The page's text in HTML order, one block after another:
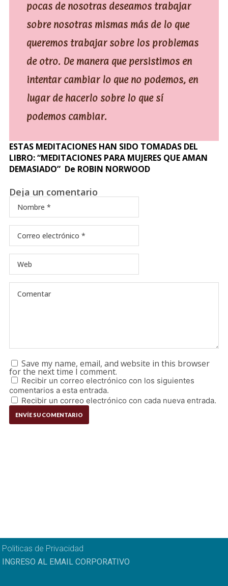
pocas de nosotras deseamos trabajar
sobre nosotras mismas más de lo que
queremos trabajar sobre los problemas
de otro. De manera que persistimos en
intentar cambiar lo que no podemos, en
lugar de hacerlo sobre lo que sí
podemos cambiar.
ESTAS MEDITACIONES HAN SIDO TOMADAS DEL
LIBRO: “MEDITACIONES PARA MUJERES QUE AMAN
DEMASIADO” De ROBIN NORWOOD
Deja un comentario
Save my name, email, and website in this browser
for the next time I comment.
Recibir un correo electrónico con los siguientes
comentarios a esta entrada.
Recibir un correo electrónico con cada nueva entrada.
Politicas de Privacidad
INGRESO AL EMAIL CORPORATIVO